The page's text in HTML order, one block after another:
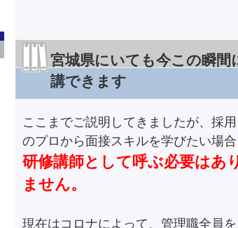
宮城県にいても今この瞬間
講できます
ここまでご説明してきましたが、採用
のプロから面接スキルを学びたい場合
研修講師として呼ぶ必要はあ
ません。
現在はコロナによって、管理職全員を